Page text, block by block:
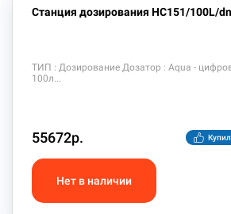
Станция дозирования HC151/100L/
ТИП : Дозирование Дозатор : Aqua -
100л
55672р.